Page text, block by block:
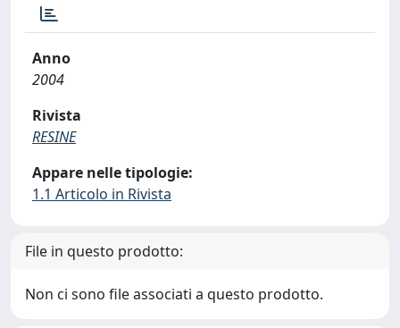
Anno
2004
Rivista
RESINE
Appare nelle tipologie:
1.1 Articolo in Rivista
File in questo prodotto:
Non ci sono file associati a questo prodotto.